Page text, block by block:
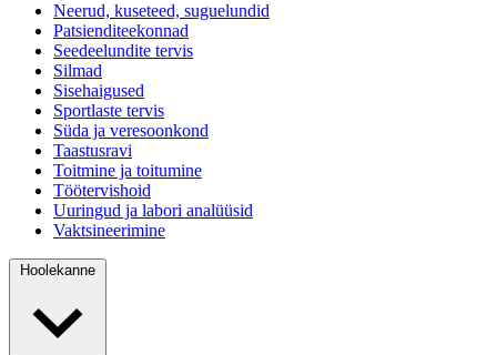
Neerud, kuseteed, suguelundid
Patsienditeekonnad
Seedeelundite tervis
Silmad
Sisehaigused
Sportlaste tervis
Süda ja veresoonkond
Taastusravi
Toitmine ja toitumine
Töötervishoid
Uuringud ja labori analüüsid
Vaktsineerimine
Hoolekanne